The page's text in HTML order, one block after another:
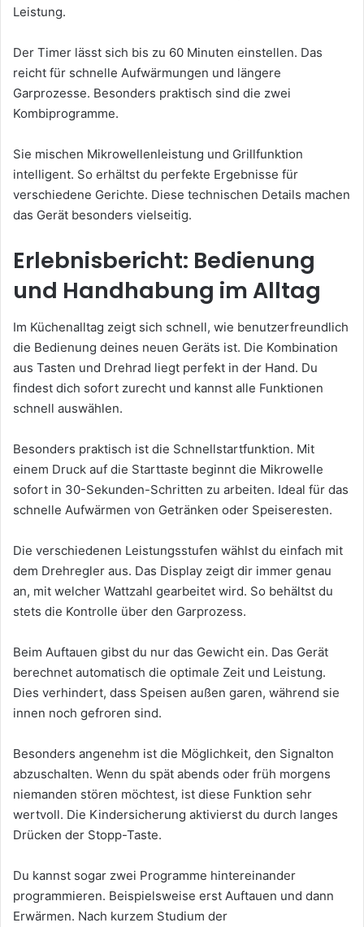
Leistung.
Der Timer lässt sich bis zu 60 Minuten einstellen. Das
reicht für schnelle Aufwärmungen und längere
Garprozesse. Besonders praktisch sind die zwei
Kombiprogramme.
Sie mischen Mikrowellenleistung und Grillfunktion
intelligent. So erhältst du perfekte Ergebnisse für
verschiedene Gerichte. Diese technischen Details machen
das Gerät besonders vielseitig.
Erlebnisbericht: Bedienung
und Handhabung im Alltag
Im Küchenalltag zeigt sich schnell, wie benutzerfreundlich
die Bedienung deines neuen Geräts ist. Die Kombination
aus Tasten und Drehrad liegt perfekt in der Hand. Du
findest dich sofort zurecht und kannst alle Funktionen
schnell auswählen.
Besonders praktisch ist die Schnellstartfunktion. Mit
einem Druck auf die Starttaste beginnt die Mikrowelle
sofort in 30-Sekunden-Schritten zu arbeiten. Ideal für das
schnelle Aufwärmen von Getränken oder Speiseresten.
Die verschiedenen Leistungsstufen wählst du einfach mit
dem Drehregler aus. Das Display zeigt dir immer genau
an, mit welcher Wattzahl gearbeitet wird. So behältst du
stets die Kontrolle über den Garprozess.
Beim Auftauen gibst du nur das Gewicht ein. Das Gerät
berechnet automatisch die optimale Zeit und Leistung.
Dies verhindert, dass Speisen außen garen, während sie
innen noch gefroren sind.
Besonders angenehm ist die Möglichkeit, den Signalton
abzuschalten. Wenn du spät abends oder früh morgens
niemanden stören möchtest, ist diese Funktion sehr
wertvoll. Die Kindersicherung aktivierst du durch langes
Drücken der Stopp-Taste.
Du kannst sogar zwei Programme hintereinander
programmieren. Beispielsweise erst Auftauen und dann
Erwärmen. Nach kurzem Studium der